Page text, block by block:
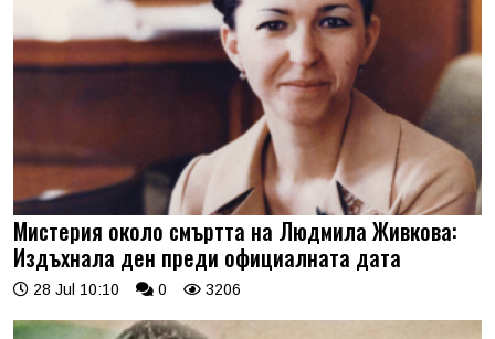
Мистерия около смъртта на Людмила Живкова:
Издъхнала ден преди официалната дата
28 Jul 10:10 0 3206